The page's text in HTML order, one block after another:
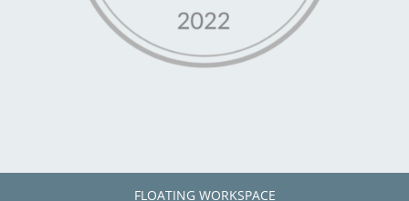
FLOATING WORKSPACE